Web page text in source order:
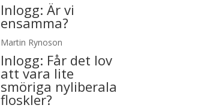
Inlogg:Är vi
ensamma?
Martin Rynoson
Inlogg: Får det lov
att vara lite
smöriga nyliberala
floskler?